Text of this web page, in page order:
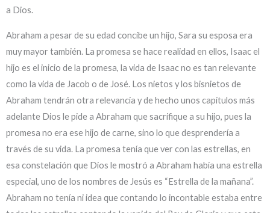
a Dios.
Abraham a pesar de su edad concibe un hijo, Sara su esposa era
muy mayor también. La promesa se hace realidad en ellos, Isaac el
hijo es el inicio de la promesa, la vida de Isaac no es tan relevante
como la vida de Jacob o de José. Los nietos y los bisnietos de
Abraham tendrán otra relevancia y de hecho unos capítulos más
adelante Dios le pide a Abraham que sacrifique a su hijo, pues la
promesa no era ese hijo de carne, sino lo que desprendería a
través de su vida. La promesa tenía que ver con las estrellas, en
esa constelación que Dios le mostró a Abraham había una estrella
especial, uno de los nombres de Jesús es “Estrella de la mañana”.
Abraham no tenía ni idea que contando lo incontable estaba entre